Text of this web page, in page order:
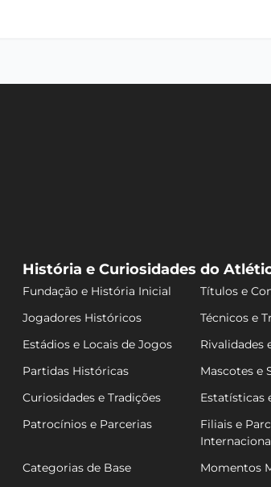
História e Curiosidades do
Fundação e História Inicial
Títulos e
Jogadores Históricos
Técnicos e
Estádios e Locais de Jogos
Rivalidades
Partidas Históricas
Mascotes e
Curiosidades e Tradições
Estatísticas
Patrocínios e Parcerias
Filiais e
Categorias de Base
Momentos